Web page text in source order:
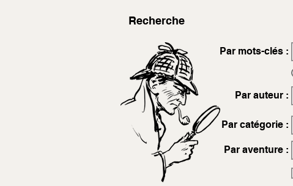
Recherche
Par mots-clés :
Par auteur :
Par catégorie :
Par aventure :